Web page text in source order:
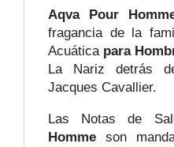
Aqva Pour
fragancia de la
Acuática para
La Nariz detrás
Jacques Cavallier.
Las Notas de
Homme son